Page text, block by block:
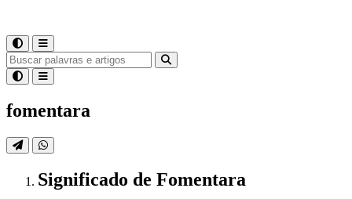
fomentara
Significado de Fomentara